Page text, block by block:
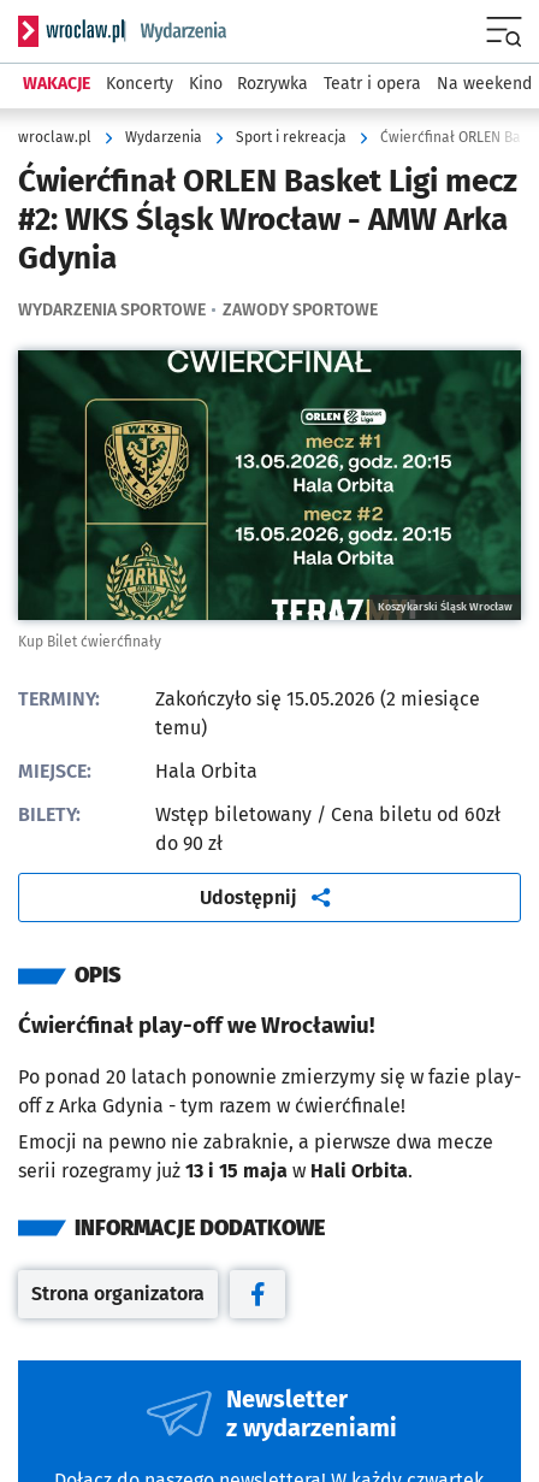
Serwis informacyjny wroclaw.pl podserwis: Wydarzenia
WAKACJE Koncerty Kino Rozrywka Teatr i opera Na weekend
wroclaw.pl Wydarzenia Sport i rekreacja Ćwierćfinał ORLEN
Ćwierćfinał ORLEN Basket Ligi mecz
#2: WKS Śląsk Wrocław - AMW Arka
Gdynia
WYDARZENIA SPORTOWE ZAWODY SPORTOWE
Kliknij, aby powiększyć
Koszykarski Śląsk Wrocław
Kup Bilet ćwierćfinały
TERMINY:
Zakończyło się 15.05.2026 (2 miesiące
temu)
MIEJSCE:
Hala Orbita
BILETY:
Wstęp biletowany / Cena biletu od 60zł
do 90 zł
Udostępnij artykuł
OPIS
Ćwierćfinał play-off we Wrocławiu!
Po ponad 20 latach ponownie zmierzymy się w fazie play-
off z Arka Gdynia - tym razem w ćwierćfinale!
Emocji na pewno nie zabraknie, a pierwsze dwa mecze
serii rozegramy już 13 i 15 maja w Hali Orbita.
INFORMACJE DODATKOWE
Otwiera się w nowej karcie
Strona organizatora
Otwiera się w nowej karcie
Newsletter
z wydarzeniami